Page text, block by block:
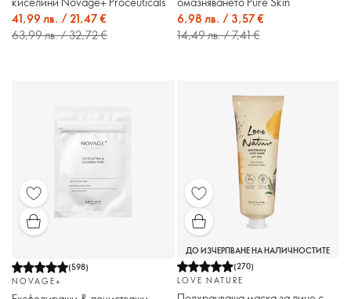
41,99 лв. / 21,47 €
63,99 лв. / 32,72 €
6,98 лв. / 3,57 €
14,49 лв. / 7,41 €
(598)
NOVAGE+
ДО ИЗЧЕРПВАНЕ НА НАЛИЧНОСТИТЕ
(270)
LOVE NATURE